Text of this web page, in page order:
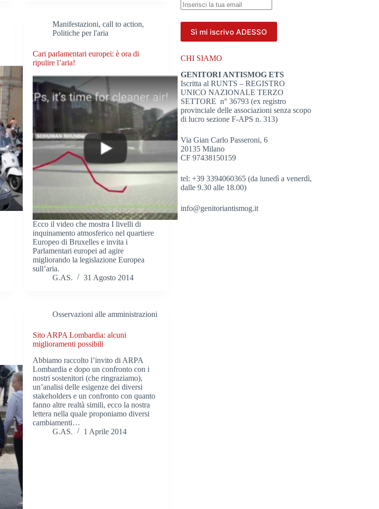
Manifestazioni, call to action,
Politiche per l'aria
Cari parlamentari europei: è ora di
ripulire l’aria!
Ecco il video che mostra I livelli di
inquinamento atmosferico nel quartiere
Europeo di Bruxelles e invita i
Parlamentari europei ad agire
migliorando la legislazione Europea
sull’aria.
G.AS.
31 Agosto 2014
Osservazioni alle amministrazioni
Sito ARPA Lombardia: alcuni
miglioramenti possibili
Abbiamo raccolto l’invito di ARPA
Lombardia e dopo un confronto con i
nostri sostenitori (che ringraziamo),
un’analisi delle esigenze dei diversi
stakeholders e un confronto con quanto
fanno altre realtà simili, ecco la nostra
lettera nella quale proponiamo diversi
cambiamenti…
G.AS.
1 Aprile 2014
CHI SIAMO
GENITORI ANTISMOG ETS
Iscritta al RUNTS – REGISTRO
UNICO NAZIONALE TERZO
SETTORE n° 36793 (ex registro
provinciale delle associazioni senza scopo
di lucro sezione F-APS n. 313)
Via Gian Carlo Passeroni, 6
20135 Milano
CF 97438150159
tel: +39 3394060365 (da lunedì a venerdì,
dalle 9.30 alle 18.00)
info@genitoriantismog.it